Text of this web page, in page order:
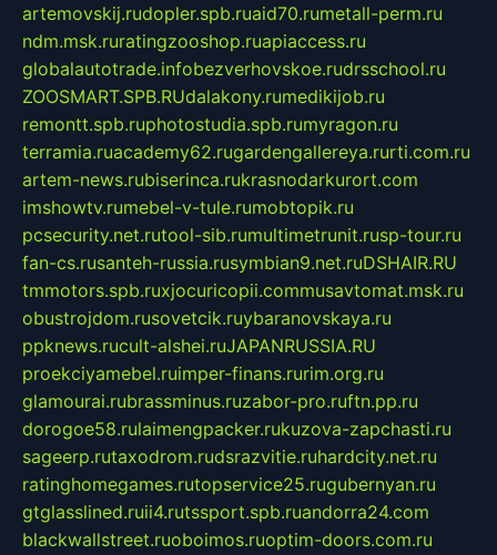
artemovskij.rudopler.spb.ruaid70.rumetall-perm.ru
ndm.msk.ruratingzooshop.ruapiaccess.ru
globalautotrade.infobezverhovskoe.rudrsschool.ru
ZOOSMART.SPB.RUdalakony.rumedikijob.ru
remontt.spb.ruphotostudia.spb.rumyragon.ru
terramia.ruacademy62.rugardengallereya.rurti.com.ru
artem-news.rubiserinca.rukrasnodarkurort.com
imshowtv.rumebel-v-tule.rumobtopik.ru
pcsecurity.net.rutool-sib.rumultimetrunit.rusp-tour.ru
fan-cs.rusanteh-russia.rusymbian9.net.ruDSHAIR.RU
tmmotors.spb.ruxjocuricopii.commusavtomat.msk.ru
obustrojdom.rusovetcik.ruybaranovskaya.ru
ppknews.rucult-alshei.ruJAPANRUSSIA.RU
proekciyamebel.ruimper-finans.rurim.org.ru
glamourai.rubrassminus.ruzabor-pro.ruftn.pp.ru
dorogoe58.rulaimengpacker.rukuzova-zapchasti.ru
sageerp.rutaxodrom.rudsrazvitie.ruhardcity.net.ru
ratinghomegames.rutopservice25.rugubernyan.ru
gtglasslined.ruii4.rutssport.spb.ruandorra24.com
blackwallstreet.ruoboimos.ruoptim-doors.com.ru